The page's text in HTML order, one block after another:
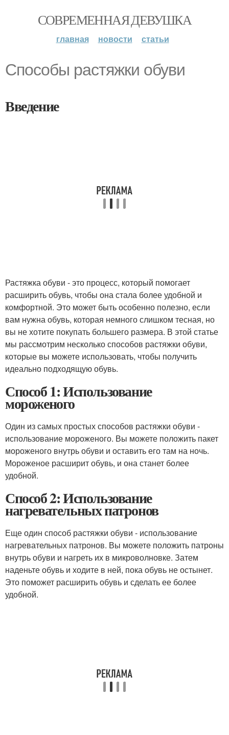
СОВРЕМЕННАЯ ДЕВУШКА
главная новости статьи
Способы растяжки обуви
Введение
Растяжка обуви - это процесс, который помогает
расширить обувь, чтобы она стала более удобной и
комфортной. Это может быть особенно полезно, если
вам нужна обувь, которая немного слишком тесная, но
вы не хотите покупать большего размера. В этой статье
мы рассмотрим несколько способов растяжки обуви,
которые вы можете использовать, чтобы получить
идеально подходящую обувь.
Способ 1: Использование
мороженого
Один из самых простых способов растяжки обуви -
использование мороженого. Вы можете положить пакет
мороженого внутрь обуви и оставить его там на ночь.
Мороженое расширит обувь, и она станет более
удобной.
Способ 2: Использование
нагревательных патронов
Еще один способ растяжки обуви - использование
нагревательных патронов. Вы можете положить патроны
внутрь обуви и нагреть их в микроволновке. Затем
наденьте обувь и ходите в ней, пока обувь не остынет.
Это поможет расширить обувь и сделать ее более
удобной.